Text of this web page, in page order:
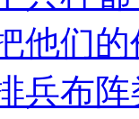
他们
兵布